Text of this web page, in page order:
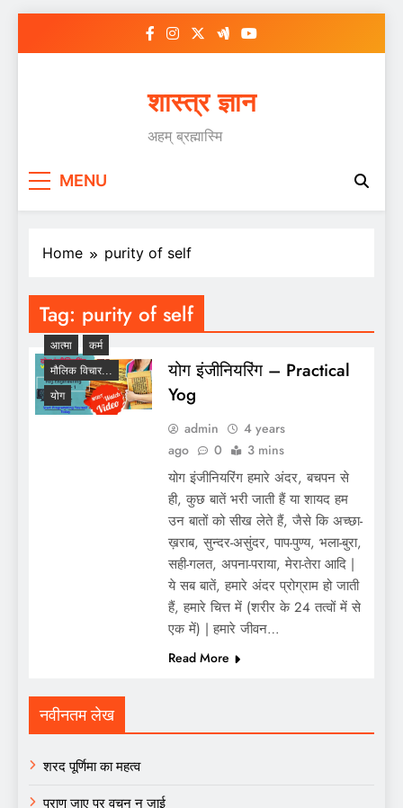
शास्त्र ज्ञान
अहम् ब्रह्मास्मि
MENU
Home purity of self
Tag: purity of self
आत्मा
कर्म
मौलिक विचार...
योग
योग इंजीनियरिंग – Practical
Yog
admin
4 years
ago
0 3 mins
योग इंजीनियरिंग हमारे अंदर, बचपन से
ही, कुछ बातें भरी जाती हैं या शायद हम
उन बातों को सीख लेते हैं, जैसे कि अच्छा-
ख़राब, सुन्दर-असुंदर, पाप-पुण्य, भला-बुरा,
सही-गलत, अपना-पराया, मेरा-तेरा आदि |
ये सब बातें, हमारे अंदर प्रोग्राम हो जाती
हैं, हमारे चित्त में (शरीर के 24 तत्वों में से
एक में) | हमारे जीवन…
Read More
नवीनतम लेख
शरद पूर्णिमा का महत्व
प्राण जाए पर वचन न जाई